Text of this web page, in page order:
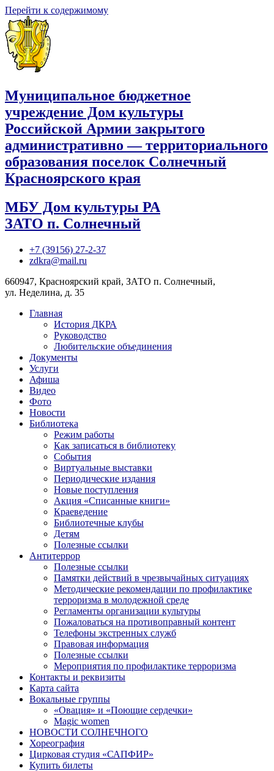
Перейти к содержимому
Муниципальное бюджетное
учреждение Дом культуры
Российской Армии закрытого
административно — территориального
образования поселок Солнечный
Красноярского края
МБУ Дом культуры РА
ЗАТО п. Солнечный
+7 (39156) 27-2-37
zdkra@mail.ru
660947, Красноярский край, ЗАТО п. Солнечный,
ул. Неделина, д. 35
Главная
История ДКРА
Руководство
Любительские объединения
Документы
Услуги
Афиша
Видео
Фото
Новости
Библиотека
Режим работы
Как записаться в библиотеку
События
Виртуальные выставки
Периодические издания
Новые поступления
Акция «Списанные книги»
Краеведение
Библиотечные клубы
Детям
Полезные ссылки
Антитеррор
Полезные ссылки
Памятки действий в чрезвычайных ситуациях
Методические рекомендации по профилактике
терроризма в молодежной среде
Регламенты организации культуры
Пожаловаться на противоправный контент
Телефоны экстренных служб
Правовая информация
Полезные ссылки
Мероприятия по профилактике терроризма
Контакты и реквизиты
Карта сайта
Вокальные группы
«Овация» и «Поющие сердечки»
Magic women
НОВОСТИ СОЛНЕЧНОГО
Хореография
Цирковая студия «САПФИР»
Купить билеты